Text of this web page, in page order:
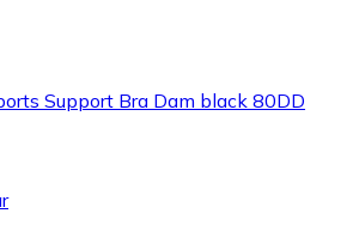
Support Bra Dam black 80DD